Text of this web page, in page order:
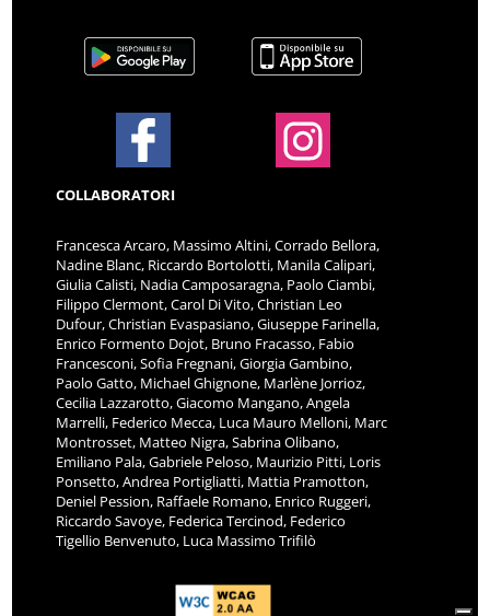
COLLABORATORI
Francesca Arcaro, Massimo Altini, Corrado Bellora,
Nadine Blanc, Riccardo Bortolotti, Manila Calipari,
Giulia Calisti, Nadia Camposaragna, Paolo Ciambi,
Filippo Clermont, Carol Di Vito, Christian Leo
Dufour, Christian Evaspasiano, Giuseppe Farinella,
Enrico Formento Dojot, Bruno Fracasso, Fabio
Francesconi, Sofia Fregnani, Giorgia Gambino,
Paolo Gatto, Michael Ghignone, Marlène Jorrioz,
Cecilia Lazzarotto, Giacomo Mangano, Angela
Marrelli, Federico Mecca, Luca Mauro Melloni, Marc
Montrosset, Matteo Nigra, Sabrina Olibano,
Emiliano Pala, Gabriele Peloso, Maurizio Pitti, Loris
Ponsetto, Andrea Portigliatti, Mattia Pramotton,
Deniel Pession, Raffaele Romano, Enrico Ruggeri,
Riccardo Savoye, Federica Tercinod, Federico
Tigellio Benvenuto, Luca Massimo Trifilò